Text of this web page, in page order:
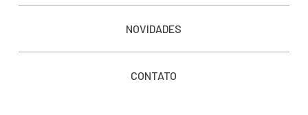
NOVIDADES
CONTATO